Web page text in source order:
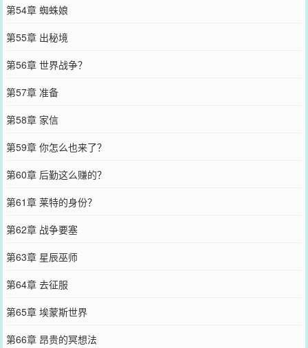
第54章 蜘蛛娘
第55章 出秘境
第56章 世界战争？
第57章 准备
第58章 家信
第59章 你怎么也来了？
第60章 后勤这么赚的？
第61章 莱特的身份？
第62章 战争要塞
第63章 星辰巫师
第64章 去征服
第65章 埃蒙斯世界
第66章 昂贵的冥想法